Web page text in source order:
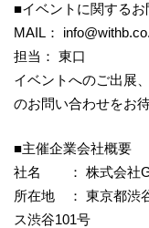
■イベントに関するお
MAIL：
担当： 東口
イベントへのご出展
のお問い合わせをお
■主催企業会社概要
社名 ： 株式会社
所在地 ： 東京都渋
ス渋谷101号